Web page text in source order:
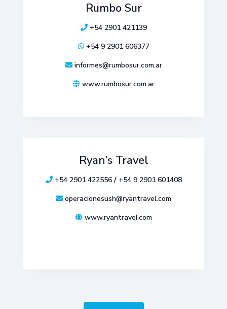
Rumbo Sur
+54 2901 421139
+54 9 2901 606377
informes@rumbosur.com.ar
www.rumbosur.com.ar
Ryan’s Travel
+54 2901 422556/ +54 9 2901 601408
operacionesush@ryantravel.com
www.ryantraveI.com